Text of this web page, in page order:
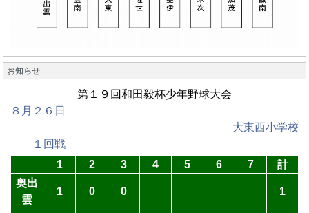
お知らせ
第１９回和田毅杯少年野球大会
８月２６日
大東西小学校
１回戦
1
2 3 4 5 6 7
計
奥出
雲
1 0 0 1